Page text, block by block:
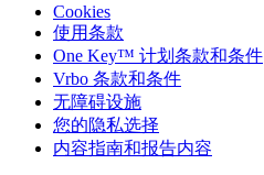
Cookies
使用条款
One Key™ 计划条款和条件
Vrbo 条款和条件
无障碍设施
您的隐私选择
内容指南和报告内容